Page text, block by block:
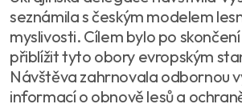
seznámila s českým modelem
myslivosti. Cílem bylo po
přiblížit tyto obory evropským
Návštěva zahrnovala odbornou
informací o obnově lesů a